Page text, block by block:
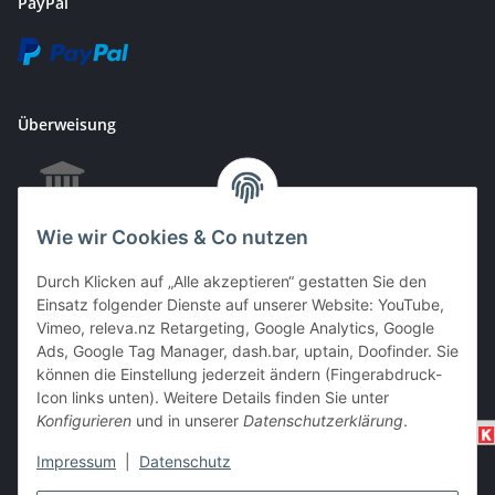
Wie wir Cookies & Co nutzen
Durch Klicken auf „Alle akzeptieren“ gestatten Sie den
Einsatz folgender Dienste auf unserer Website: YouTube,
Vimeo, releva.nz Retargeting, Google Analytics, Google
Ads, Google Tag Manager, dash.bar, uptain, Doofinder. Sie
können die Einstellung jederzeit ändern (Fingerabdruck-
Icon links unten). Weitere Details finden Sie unter
Konfigurieren und in unserer Datenschutzerklärung.
Impressum Datenschutz
Überweisung
EC & Kreditkartenzahlung bei Abholung
Barzahlung bei Abholung